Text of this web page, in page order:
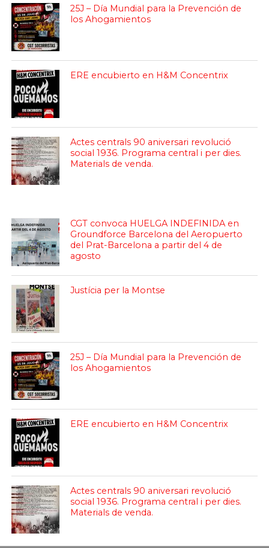
25J – Día Mundial para la Prevención de
los Ahogamientos
ERE encubierto en H&M Concentrix
Actes centrals 90 aniversari revolució
social 1936. Programa central i per dies.
Materials de venda.
CGT convoca HUELGA INDEFINIDA en
Groundforce Barcelona del Aeropuerto
del Prat-Barcelona a partir del 4 de
agosto
Justícia per la Montse
25J – Día Mundial para la Prevención de
los Ahogamientos
ERE encubierto en H&M Concentrix
Actes centrals 90 aniversari revolució
social 1936. Programa central i per dies.
Materials de venda.